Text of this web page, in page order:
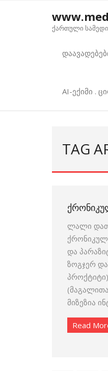
ქართული
AI-ექიმი .
TAG
ლალი
და
ზოგჯერ
მიზეზია
Read